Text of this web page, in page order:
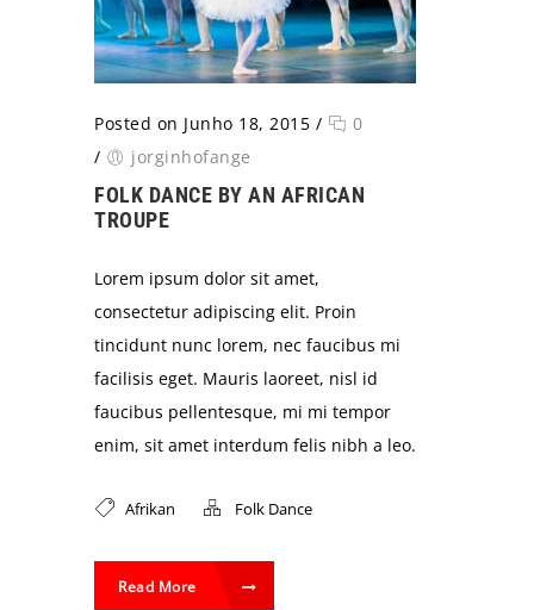
Posted on Junho 18, 2015 /
0
/
jorginhofange
FOLK DANCE BY AN AFRICAN
TROUPE
Lorem ipsum dolor sit amet,
consectetur adipiscing elit. Proin
tincidunt nunc lorem, nec faucibus mi
facilisis eget. Mauris laoreet, nisl id
faucibus pellentesque, mi mi tempor
enim, sit amet interdum felis nibh a leo.
Afrikan Folk Dance
Read More